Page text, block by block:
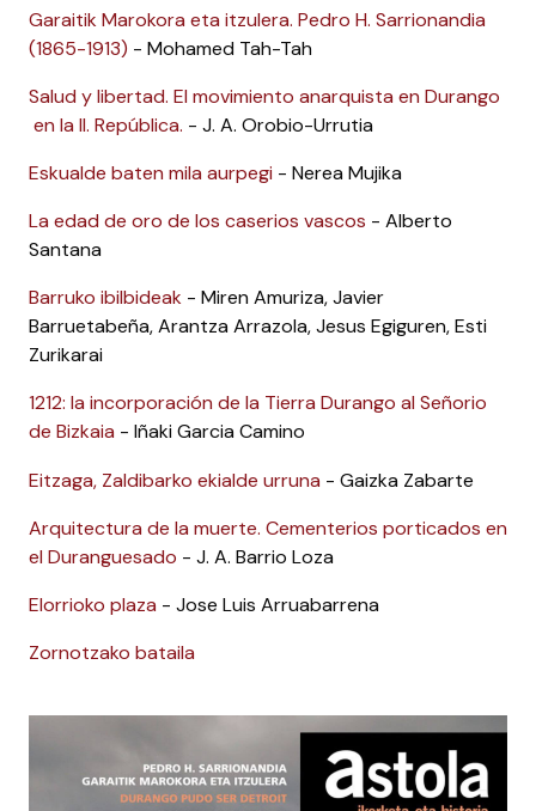
Garaitik Marokora eta itzulera. Pedro H. Sarrionandia
(1865-1913) - Mohamed Tah-Tah
Salud y libertad. El movimiento anarquista en Durango
en la II. República. - J. A. Orobio-Urrutia
Eskualde baten mila aurpegi - Nerea Mujika
La edad de oro de los caserios vascos - Alberto
Santana
Barruko ibilbideak - Miren Amuriza, Javier
Barruetabeña, Arantza Arrazola, Jesus Egiguren, Esti
Zurikarai
1212: la incorporación de la Tierra Durango al Señorio
de Bizkaia - Iñaki Garcia Camino
Eitzaga, Zaldibarko ekialde urruna - Gaizka Zabarte
Arquitectura de la muerte. Cementerios porticados en
el Duranguesado - J. A. Barrio Loza
Elorrioko plaza - Jose Luis Arruabarrena
Zornotzako bataila